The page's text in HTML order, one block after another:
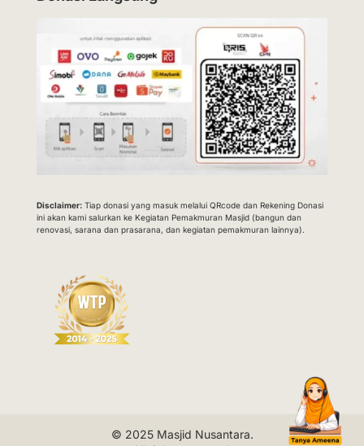
Disclaimer:Tiap donasi yang masuk melalui QRcode dan Rekening Donasi
ini akan kami salurkan ke Kegiatan Pemakmuran Masjid (bangun dan
renovasi, sarana dan prasarana, dan kegiatan pemakmuran lainnya).
© 2025 Masjid Nusantara.